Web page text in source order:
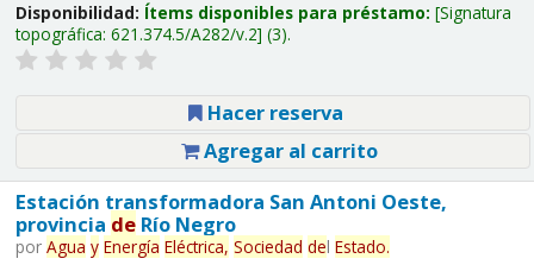
Disponibilidad: Ítems disponibles para préstamo: Signatura
topográfica: 621.374.5/A282/v.2 (3).
Hacer reserva
Agregar al carrito
Estación transformadora San Antoni Oeste,
provincia deRío Negro
por Agua y Energía Eléctrica, Sociedad del Estado.